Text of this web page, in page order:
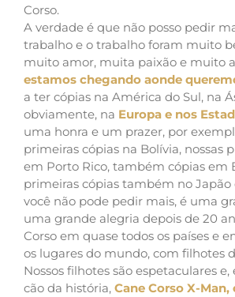
Corso.
A verdade é que não posso pedir
trabalho e o trabalho foram muito
muito amor, muita paixão e muito
estamos chegando aonde
a ter cópias na América do Sul, na
obviamente, na Europa e nos
uma honra e um prazer, por
primeiras cópias na Bolívia, nossas
em Porto Rico, também cópias em
primeiras cópias também no Japão
você não pode pedir mais, é uma
uma grande alegria depois de 20
Corso em quase todos os países e
os lugares do mundo, com filhotes
Nossos filhotes são espetaculares
cão da história, Cane Corso X-